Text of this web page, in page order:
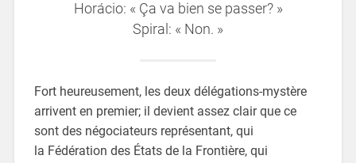
Horácio: « Ça va bien se passer? »
Spiral: « Non. »
Fort heureusement, les deux délégations-mystère
arrivent en premier; il devient assez clair que ce
sont des négociateurs représentant, qui
la Fédération des États de la Frontière, qui